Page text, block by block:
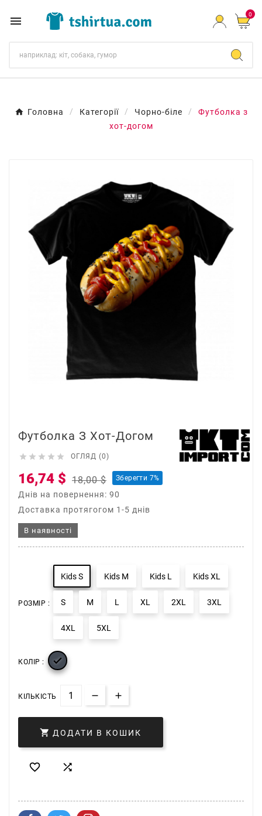
 0
Головна Категорії Чорно-біле
Футболка з
хот-догом
Футболка З Хот-Догом
     ОГЛЯД (0)
16,74 $ 18,00 $ Зберегти 7%
Днів на повернення: 90
Доставка протягогом 1-5 днів
В наявності
РОЗМІР :
Kids S Kids M Kids L Kids XL
S M L XL 2XL 3XL
4XL 5XL
КОЛІР : 
КІЛЬКІСТЬ
 ДОДАТИ В КОШИК
 